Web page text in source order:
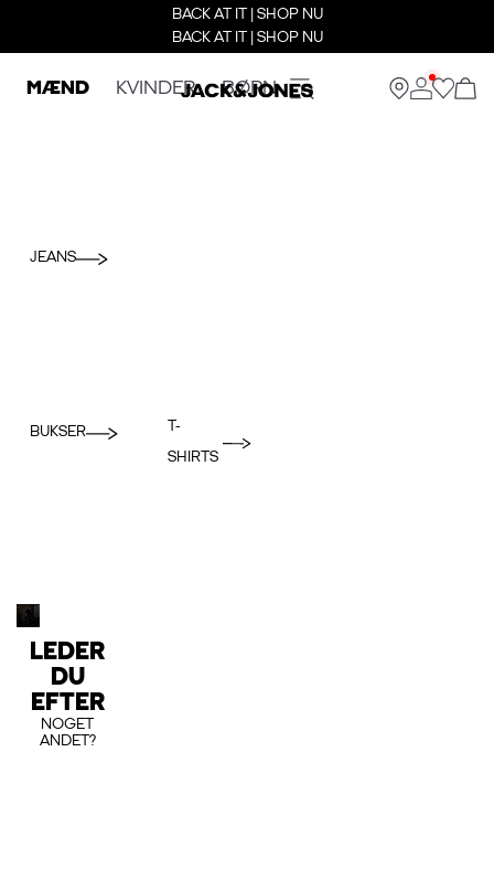
BACK AT IT | SHOP NU
BACK AT IT | SHOP NU
MÆND KVINDER BØRN
JEANS
BUKSER
T-
SHIRTS
LEDER
DU
EFTER
NOGET
ANDET?